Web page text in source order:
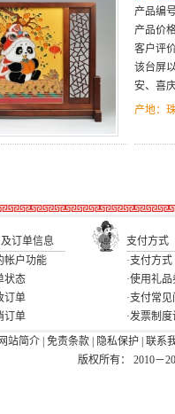
产品编
产品价
客户评
该台屏
安、喜
产地：
订单信息
支付方式
帐户功能
状态
订单
订单
·支付方式
·使用礼品
·支付常
·发票制
网站简介 免责条款 隐私保护
联系
版权所有： 2010－